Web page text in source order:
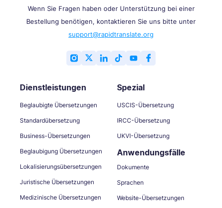
Wenn Sie Fragen haben oder Unterstützung bei einer
Bestellung benötigen, kontaktieren Sie uns bitte unter
support@rapidtranslate.org
Dienstleistungen
Beglaubigte Übersetzungen
Standardübersetzung
Business-Übersetzungen
Beglaubigung Übersetzungen
Lokalisierungsübersetzungen
Juristische Übersetzungen
Medizinische Übersetzungen
Spezial
USCIS-Übersetzung
IRCC-Übersetzung
UKVI-Übersetzung
Anwendungsfälle
Dokumente
Sprachen
Website-Übersetzungen